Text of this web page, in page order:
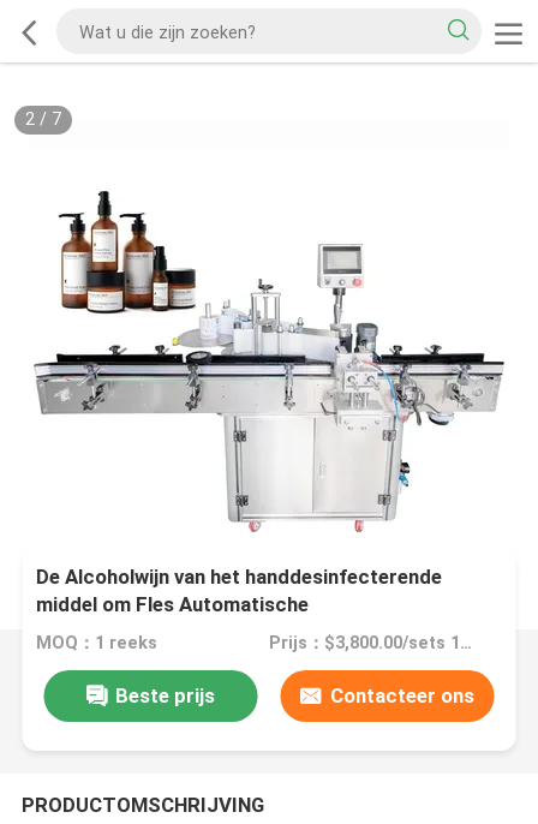
2/ 7
De Alcoholwijn van het handdesinfecterende
middel om Fles Automatische
Etiketteringsmachine
MOQ：1 reeks Prijs：$3,800.00/sets 1-2 sets
Beste prijs Contacteer ons
PRODUCTOMSCHRIJVING